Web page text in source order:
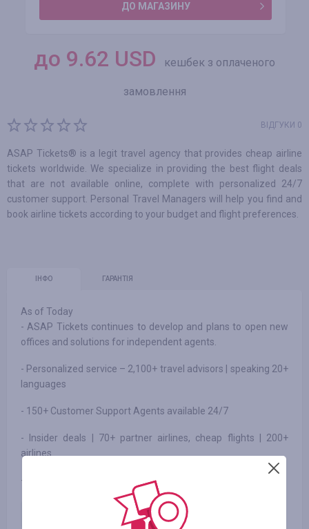
ДО МАГАЗИНУ
до 9.62 USD кешбек з оплаченого
замовлення
ВІДГУКИ 0
ASAP Tickets® is a legit travel agency that provides cheap airline
tickets worldwide. We specialize in providing the best flight deals
that are not available online, complete with personalized 24/7
customer support. Personal Travel Managers will help you find and
book airline tickets according to your budget and flight preferences.
ІНФО ГАРАНТІЯ
As of Today
- ASAP Tickets continues to develop and plans to open new
offices and solutions for independent agents.
- Personalized service – 2,100+ travel advisors | speaking 20+
languages
- 150+ Customer Support Agents available 24/7
- Insider deals | 70+ partner airlines, cheap flights | 200+
airlines
- 3,000,000+ customers served
Skylux USA-International
Business Class Sale